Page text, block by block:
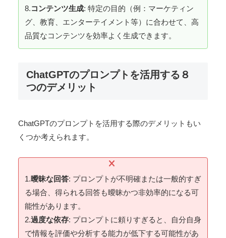
8.コンテンツ生成: 特定の目的（例：マーケティン
グ、教育、エンターテイメント等）に合わせて、高
品質なコンテンツを効率よく生成できます。
ChatGPTのプロンプトを活用する８
つのデメリット
ChatGPTのプロンプトを活用する際のデメリットもい
くつか考えられます。
1.曖昧な回答: プロンプトが不明確または一般的すぎ
る場合、得られる回答も曖昧かつ非効率的になる可
能性があります。
2.過度な依存: プロンプトに頼りすぎると、自分自身
で情報を評価や分析する能力が低下する可能性があ